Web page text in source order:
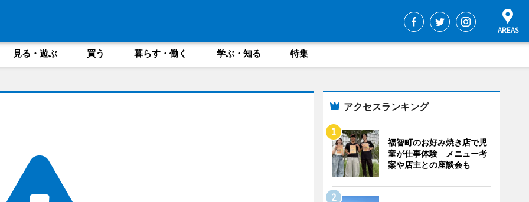
見る・遊ぶ 買う 暮らす・働く 学ぶ・知る 特集
アクセスランキング
福智町のお好み焼き店で児
童が仕事体験 メニュー考
案や店主との座談会も